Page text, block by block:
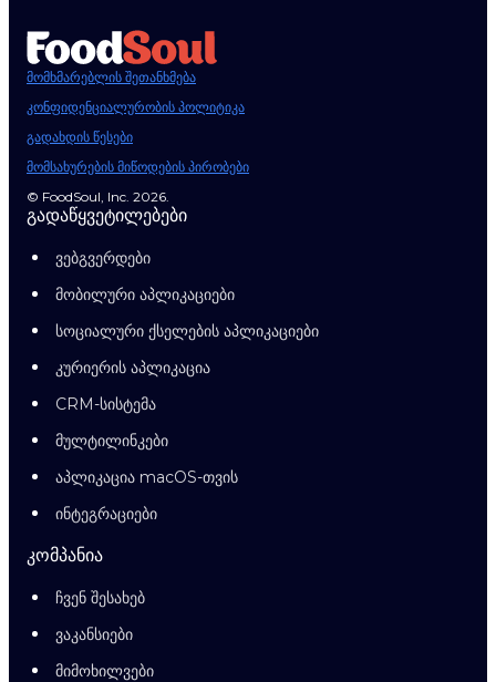
მომხმარებლის შეთანხმება
კონფიდენციალურობის პოლიტიკა
გადახდის წესები
მომსახურების მიწოდების პირობები
© FoodSoul, Inc. 2026.
გადაწყვეტილებები
ვებგვერდები
მობილური აპლიკაციები
სოციალური ქსელების აპლიკაციები
კურიერის აპლიკაცია
CRM-სისტემა
მულტილინკები
აპლიკაცია macOS-თვის
ინტეგრაციები
კომპანია
ჩვენ შესახებ
ვაკანსიები
მიმოხილვები